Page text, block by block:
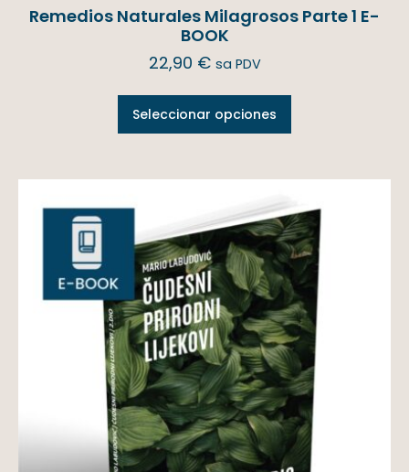
Remedios Naturales Milagrosos Parte 1 E-
BOOK
22,90 € sa PDV
Seleccionar opciones